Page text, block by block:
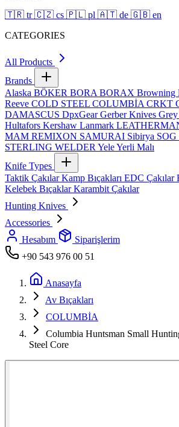
🇹🇷 tr 🇨🇿 cs 🇵🇱 pl 🇦🇹 de 🇬🇧 en
CATEGORIES
All Products
Brands
Alaska BÖKER BORA BORAX Browning
Reeve COLD STEEL COLUMBİA CRKT
DAMASCUS DpxGearGerber Knives
Hultafors Kershaw Lanmark
MAM REMIXON SAMURAI Sibirya SOG
STERLING WELDER YeleYerli Malı
Knife Types
Taktik ÇakılarKamp Bıçakları EDC Çakılar
Kelebek BıçaklarKarambit Çakılar
Hunting Knives
Accessories
Hesabım
Siparişlerim
+90 543 976 00 51
Anasayfa
Av Bıçakları
COLUMBİA
Columbia Huntsman Small
Steel Core